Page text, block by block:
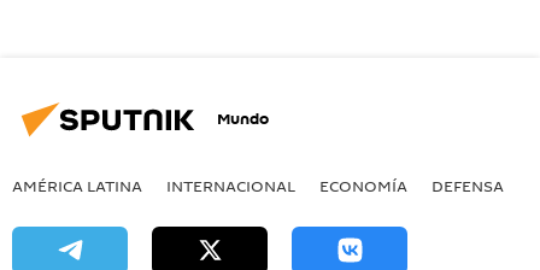
Mundo
AMÉRICA LATINA INTERNACIONAL ECONOMÍA DEFENSA